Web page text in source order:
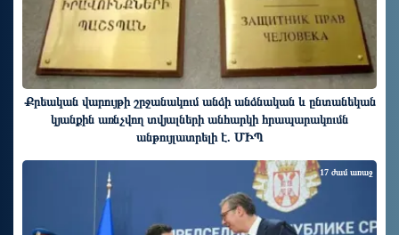
Քրեական վարույթի շրջանակում անձի անձնական և ընտանեկան
կյանքին առնչվող տվյալների անհարկի հրապարակումն
անթույլատրելի է. ՄԻՊ
17 ժամ առաջ